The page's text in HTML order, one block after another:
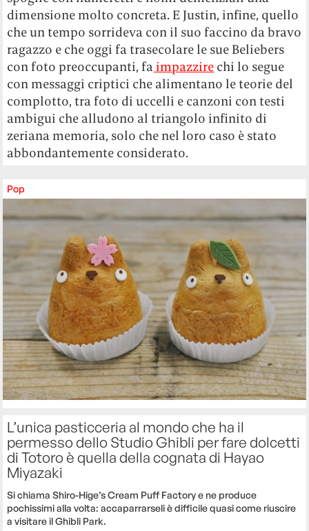
dimensione molto concreta. E Justin, infine, quello
che un tempo sorrideva con il suo faccino da bravo
ragazzo e che oggi fa trasecolare le sue Beliebers
con foto preoccupanti, fa impazzire chi lo segue
con messaggi criptici che alimentano le teorie del
complotto, tra foto di uccelli e canzoni con testi
ambigui che alludono al triangolo infinito di
zeriana memoria, solo che nel loro caso è stato
abbondantemente considerato.
Pop
L’unica pasticceria al mondo che ha il
permesso dello Studio Ghibli per fare dolcetti
di Totoro è quella della cognata di Hayao
Miyazaki
Si chiama Shiro-Hige’s Cream Puff Factory e ne produce
pochissimi alla volta: accaparrarseli è difficile quasi come riuscire
a visitare il Ghibli Park.